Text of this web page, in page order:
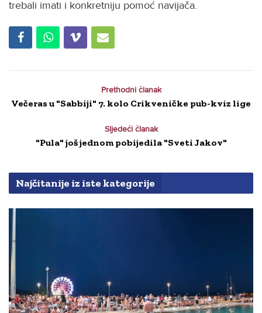
trebali imati i konkretniju pomoć navijača.
Prethodni članak
Večeras u "Sabbiji" 7. kolo Crikveničke pub-kviz lige
Sljedeći članak
"Pula" još jednom pobijedila "Sveti Jakov"
Najčitanije iz iste kategorije